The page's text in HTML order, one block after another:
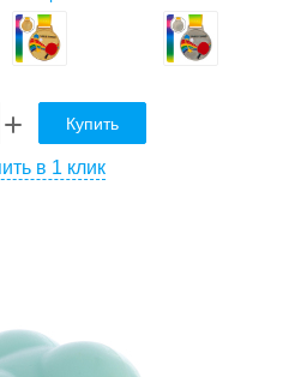
Купить
в 1 клик